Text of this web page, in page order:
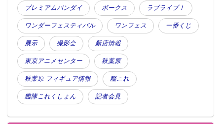
この記事が気に入ったらフォローしよう
プレミアムバンダイ ボークス ラブライブ！
ワンダーフェスティバル ワンフェス 一番くじ
展示 撮影会 新店情報
東京アニメセンター 秋葉原
秋葉原 フィギュア情報 艦これ
艦隊これくしょん 記者会見